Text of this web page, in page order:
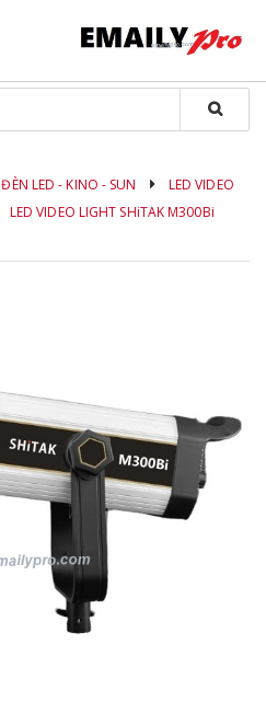
ĐÈN LED - KINO - SUN
LED VIDEO
LED VIDEO LIGHT SHiTAK M300Bi